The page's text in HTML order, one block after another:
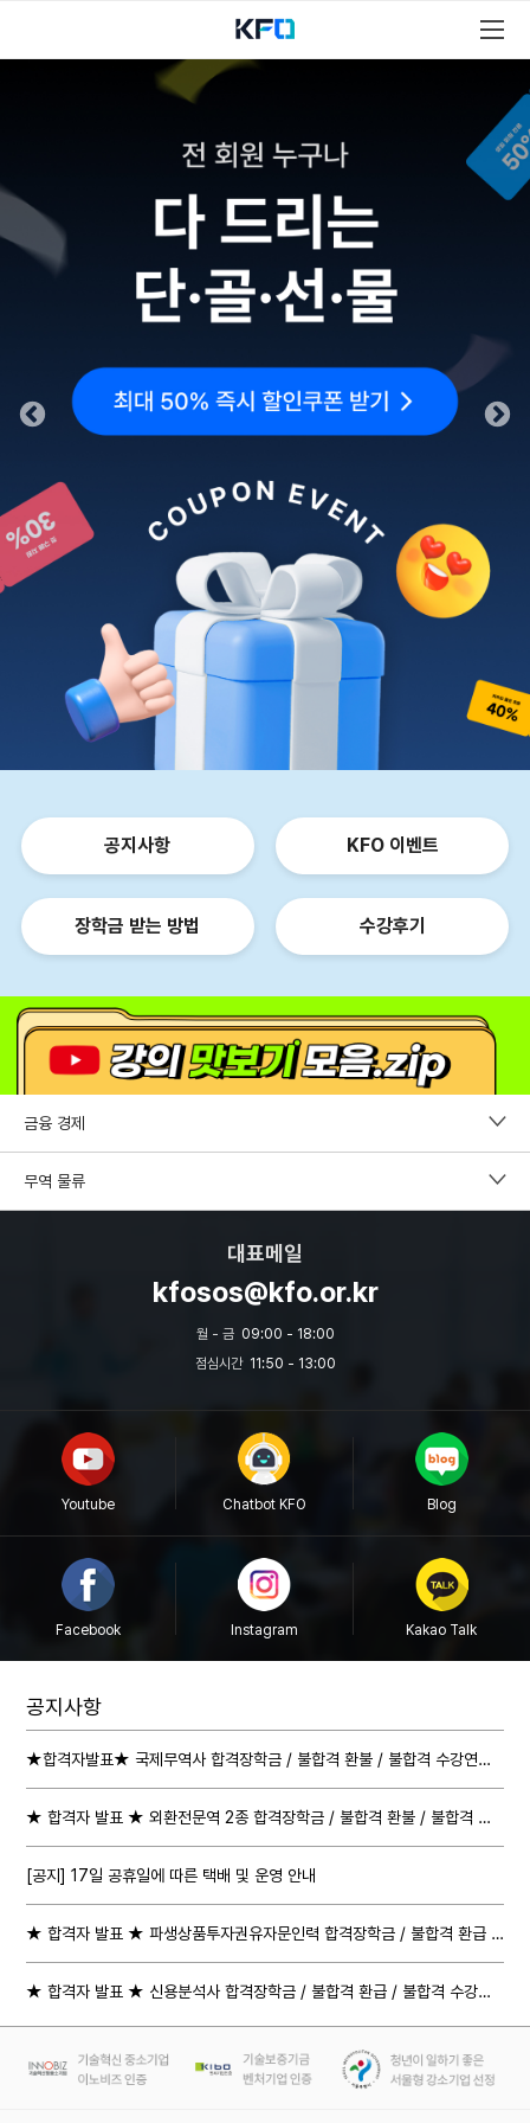
공지사항 KFO 이벤트
장학금 받는 방법 수강후기
금융 경제
펀드투자권유자문인력
무역 물류
물류관리사
대표메일
kfosos@kfo.or.kr
월 - 금 09:00 - 18:00
점심시간 11:50 - 13:00
Youtube Chatbot KFO Blog
Facebook Instagram Kakao Talk
공지사항
★합격자발표★ 국제무역사 합격장학금 / 불합격 환불 / 불합격 수강연장 절차 안내
★ 합격자 발표 ★ 외환전문역 2종 합격장학금 / 불합격 환불 / 불합격 수강연장 절차 안내
[공지] 17일 공휴일에 따른 택배 및 운영 안내
★ 합격자 발표 ★ 파생상품투자권유자문인력 합격장학금 / 불합격 환급 / 불합격 수강연장 절차 안내
★ 합격자 발표 ★ 신용분석사 합격장학금 / 불합격 환급 / 불합격 수강연장 절차 안내